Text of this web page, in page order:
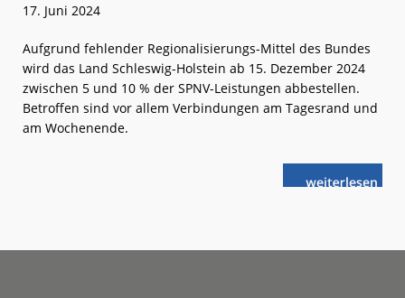
17. Juni 2024
Aufgrund fehlender Regionalisierungs-Mittel des Bundes
wird das Land Schleswig-Holstein ab 15. Dezember 2024
zwischen 5 und 10 % der SPNV-Leistungen abbestellen.
Betroffen sind vor allem Verbindungen am Tagesrand und
am Wochenende.
weiterlese
nNAH.SH: